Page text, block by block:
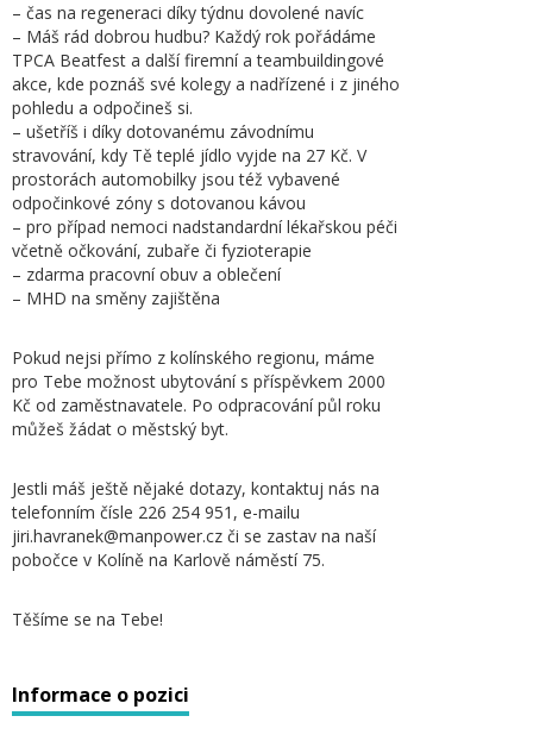
– čas na regeneraci díky týdnu dovolené navíc
– Máš rád dobrou hudbu? Každý rok pořádáme
TPCA Beatfest a další firemní a teambuildingové
akce, kde poznáš své kolegy a nadřízené i z jiného
pohledu a odpočineš si.
– ušetříš i díky dotovanému závodnímu
stravování, kdy Tě teplé jídlo vyjde na 27 Kč. V
prostorách automobilky jsou též vybavené
odpočinkové zóny s dotovanou kávou
– pro případ nemoci nadstandardní lékařskou péči
včetně očkování, zubaře či fyzioterapie
– zdarma pracovní obuv a oblečení
– MHD na směny zajištěna
Pokud nejsi přímo z kolínského regionu, máme
pro Tebe možnost ubytování s příspěvkem 2000
Kč od zaměstnavatele. Po odpracování půl roku
můžeš žádat o městský byt.
Jestli máš ještě nějaké dotazy, kontaktuj nás na
telefonním čísle 226 254 951, e-mailu
jiri.havranek@manpower.cz či se zastav na naší
pobočce v Kolíně na Karlově náměstí 75.
Těšíme se na Tebe!
Informace o pozici